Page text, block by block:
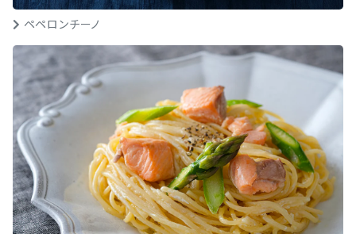
ペペロンチーノ